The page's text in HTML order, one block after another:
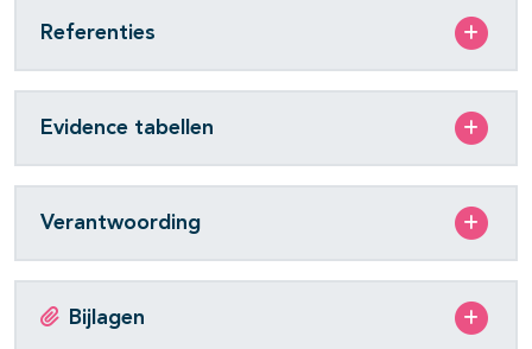
Referenties
Evidence tabellen
Verantwoording
Bijlagen